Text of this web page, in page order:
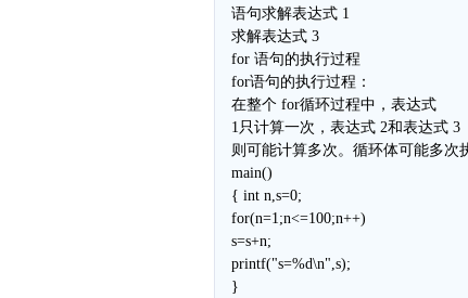
语句求解表达式 1
求解表达式 3
for 语句的执行过程
for语句的执行过程：
在整个 for循环过程中，表达式
1只计算一次，表达式 2和表达式 3
则可能计算多次。循环体可能多次
main()
{ int n,s=0;
for(n=1;n<=100;n++)
s=s+n;
printf("s=%d\n",s);
}